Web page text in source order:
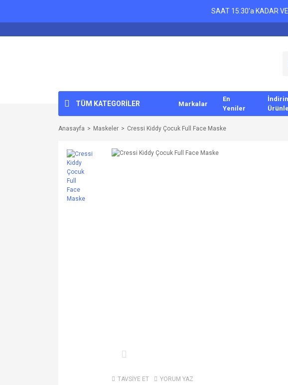
SAAT 15:30'a KADAR
TÜM KATEGORİLER Markalar
En
Yeniler
Anasayfa Maskeler Cressi Kiddy Çocuk Full Face Maske
TAVSİYE ET YORUM YAZ